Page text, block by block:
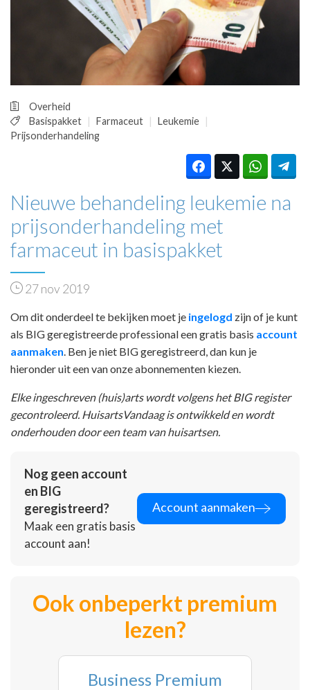
PRAKTIJKZAKEN
TARIEVEN
VPHUISARTSEN
MEDISCHE VAKHANDEL
REGISTRATIE
Overheid
Basispakket
Farmaceut
Leukemie
Prijsonderhandeling
Nieuwe behandeling leukemie na
prijsonderhandeling met
farmaceut in basispakket
27 nov 2019
Om dit onderdeel te bekijken moet je ingelogd zijn of je kunt
als BIG geregistreerde professional een gratis basis account
aanmaken . Ben je niet BIG geregistreerd, dan kun je
hieronder uit een van onze abonnementen kiezen.
Elke ingeschreven (huis)arts wordt volgens het BIG register
gecontroleerd. HuisartsVandaag is ontwikkeld en wordt
onderhouden door een team van huisartsen.
Nog geen account
en BIG
geregistreerd?
Maak een gratis basis
account aan!
Account aanmaken
Ook onbeperkt premium
lezen?
Business Premium